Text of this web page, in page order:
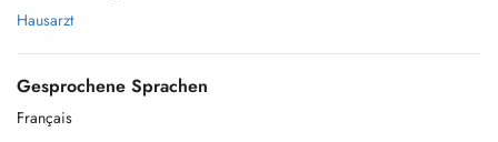
Hausarzt
Gesprochene Sprachen
Français